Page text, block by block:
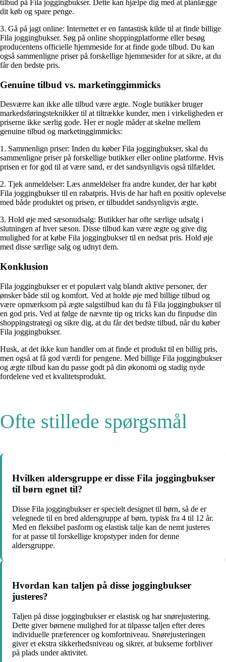
tilbud på Fila joggingbukser. Dette kan hjælpe dig med at planlægge
dit køb og spare penge.
3. Gå på jagt online: Internettet er en fantastisk kilde til at finde billige
Fila joggingbukser. Søg på online shoppingplatforme eller besøg
producentens officielle hjemmeside for at finde gode tilbud. Du kan
også sammenligne priser på forskellige hjemmesider for at sikre, at du
får den bedste pris.
Genuine tilbud vs. marketinggimmicks
Desværre kan ikke alle tilbud være ægte. Nogle butikker bruger
markedsføringsteknikker til at tiltrække kunder, men i virkeligheden er
priserne ikke særlig gode. Her er nogle måder at skelne mellem
genuine tilbud og marketinggimmicks:
1. Sammenlign priser: Inden du køber Fila joggingbukser, skal du
sammenligne priser på forskellige butikker eller online platforme. Hvis
prisen er for god til at være sand, er det sandsynligvis også tilfældet.
2. Tjek anmeldelser: Læs anmeldelser fra andre kunder, der har købt
Fila joggingbukser til en rabatpris. Hvis de har haft en positiv oplevelse
med både produktet og prisen, er tilbuddet sandsynligvis ægte.
3. Hold øje med sæsonudsalg: Butikker har ofte særlige udsalg i
slutningen af hver sæson. Disse tilbud kan være ægte og give dig
mulighed for at købe Fila joggingbukser til en nedsat pris. Hold øje
med disse særlige salg og udnyt dem.
Konklusion
Fila joggingbukser er et populært valg blandt aktive personer, der
ønsker både stil og komfort. Ved at holde øje med billige tilbud og
være opmærksom på ægte salgstilbud kan du få Fila joggingbukser til
en god pris. Ved at følge de nævnte tip og tricks kan du finpudse din
shoppingstrategi og sikre dig, at du får det bedste tilbud, når du køber
Fila joggingbukser.
Husk, at det ikke kun handler om at finde et produkt til en billig pris,
men også at få god værdi for pengene. Med billige Fila joggingbukser
og ægte tilbud kan du passe godt på din økonomi og stadig nyde
fordelene ved et kvalitetsprodukt.
Ofte stillede spørgsmål
Hvilken aldersgruppe er disse Fila joggingbukser
til børn egnet til?
Disse Fila joggingbukser er specielt designet til børn, så de er
velegnede til en bred aldersgruppe af børn, typisk fra 4 til 12 år.
Med en fleksibel pasform og elastisk talje kan de nemt justeres
for at passe til forskellige kropstyper inden for denne
aldersgruppe.
Hvordan kan taljen på disse joggingbukser
justeres?
Taljen på disse joggingbukser er elastisk og har snørejustering.
Dette giver børnene mulighed for at tilpasse taljen efter deres
individuelle præferencer og komfortniveau. Snørejusteringen
giver et ekstra sikkerhedsniveau og sikrer, at bukserne forbliver
på plads under aktivitet.